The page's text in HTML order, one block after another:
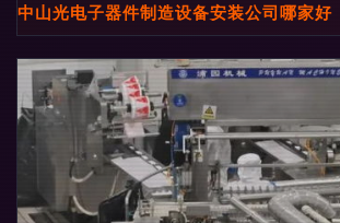
中山光电子器件制造设备安装公司哪家好